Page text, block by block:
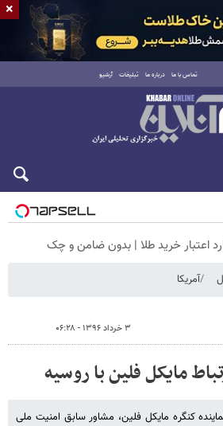
تماس با ما درباره ما تبلیغات آرشیو
آمریکا
۳ خرداد ۱۳۹۶ - ۰۶:۲۸
مایکل فلین با روسیه
کنگره مایکل فلین، مشاور سابق امنیت ملی
×